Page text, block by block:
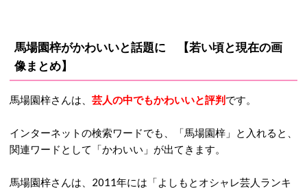
馬場園梓がかわいいと話題に 【若い頃と現在の画
像まとめ】
馬場園梓さんは、 芸人の中でもかわいいと評判です。
インターネットの検索ワードでも、「馬場園梓」と入れると、
関連ワードとして「かわいい」が出てきます。
馬場園梓さんは、2011年には「よしもとオシャレ芸人ランキ